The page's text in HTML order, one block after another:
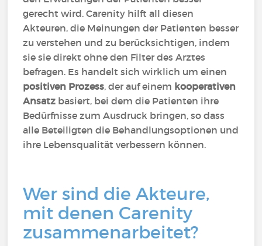
gerecht wird. Carenity hilft all diesen
Akteuren, die Meinungen der Patienten besser
zu verstehen und zu berücksichtigen, indem
sie sie direkt ohne den Filter des Arztes
befragen. Es handelt sich wirklich um einen
positiven Prozess, der auf einem kooperativen
Ansatz basiert, bei dem die Patienten ihre
Bedürfnisse zum Ausdruck bringen, so dass
alle Beteiligten die Behandlungsoptionen und
ihre Lebensqualität verbessern können.
Wer sind die Akteure,
mit denen Carenity
zusammenarbeitet?